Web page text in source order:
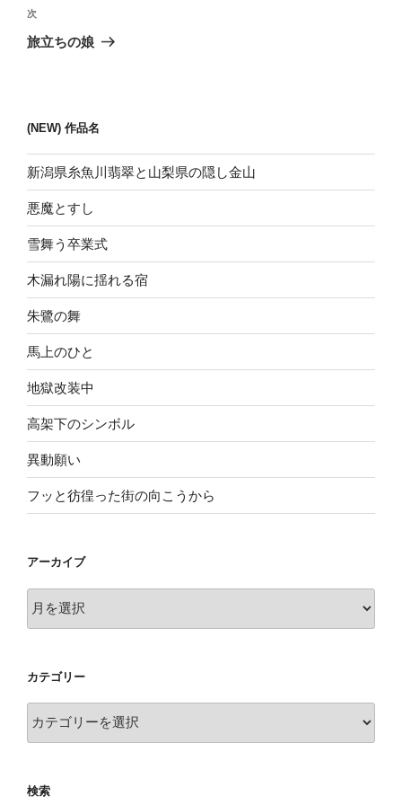
ビ
ゲ
ン
稿
次
の
次
旅立ちの娘
(NEW) 作品名
新潟県糸魚川翡翠と山梨県の隠し金山
悪魔とすし
雪舞う卒業式
木漏れ陽に揺れる宿
朱鷺の舞
馬上のひと
地獄改装中
高架下のシンボル
異動願い
フッと彷徨った街の向こうから
アーカイブ
ー
ブ
カテゴリー
テ
ー
検索